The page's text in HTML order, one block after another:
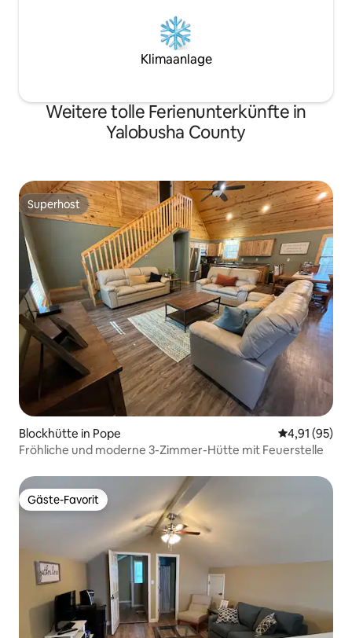
Klimaanlage
Weitere tolle Ferienunterkünfte in
Yalobusha County
Superhost
Superhost
Blockhütte in Pope
4,91 (95)
Fröhliche und moderne 3-Zimmer-Hütte mit Feuerstelle
Gäste-Favorit
Gäste-Favorit